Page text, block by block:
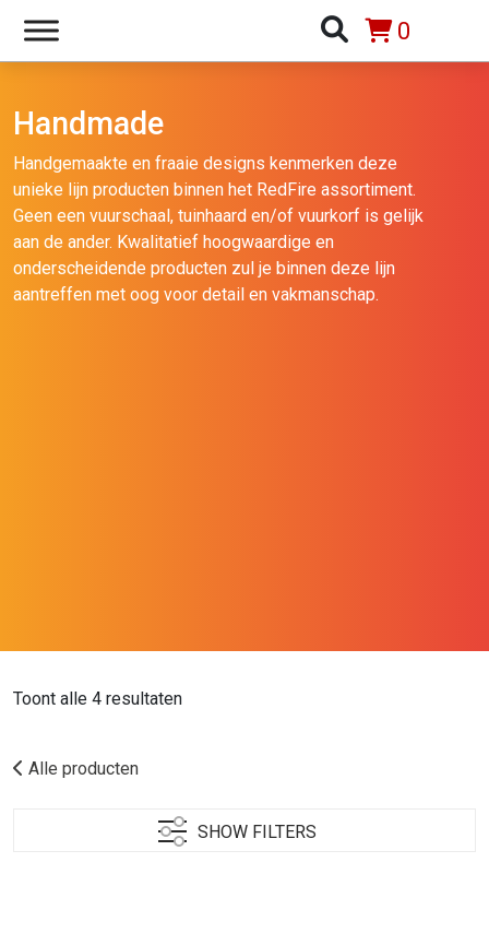
0
Handmade
Handgemaakte en fraaie designs kenmerken deze
unieke lijn producten binnen het RedFire assortiment.
Geen een vuurschaal, tuinhaard en/of vuurkorf is gelijk
aan de ander. Kwalitatief hoogwaardige en
onderscheidende producten zul je binnen deze lijn
aantreffen met oog voor detail en vakmanschap.
Toont alle 4 resultaten
Alle producten
SHOW FILTERS